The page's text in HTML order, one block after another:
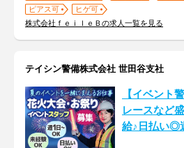
ピアス可
ヒゲ可
株式会社ｆｅｉｌｅＢの求人一覧を見る
テイシン警備株式会社 世田谷支社
【イベント
レースなど
給♪日払い◎